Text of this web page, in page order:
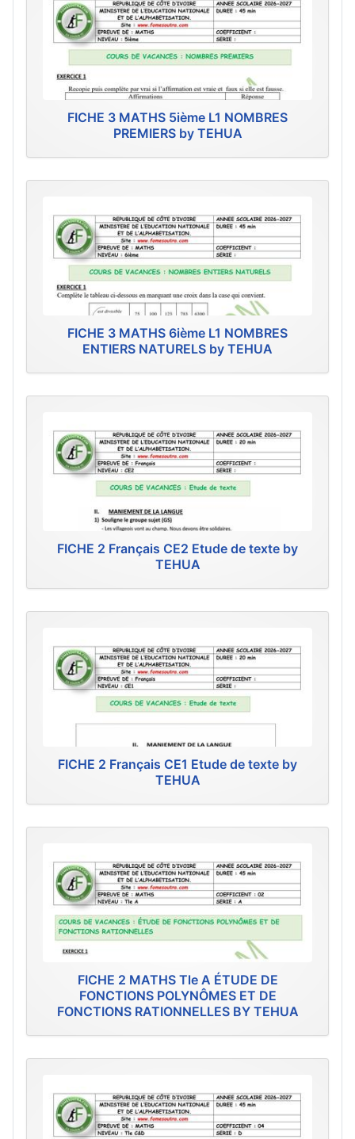
FICHE 3 MATHS 5ième L1 NOMBRES
PREMIERS by TEHUA
FICHE 3 MATHS 6ième L1 NOMBRES
ENTIERS NATURELS by TEHUA
FICHE 2 Français CE2 Etude de texte by
TEHUA
FICHE 2 Français CE1 Etude de texte by
TEHUA
FICHE 2 MATHS Tle A ÉTUDE DE
FONCTIONS POLYNÔMES ET DE
FONCTIONS RATIONNELLES BY TEHUA